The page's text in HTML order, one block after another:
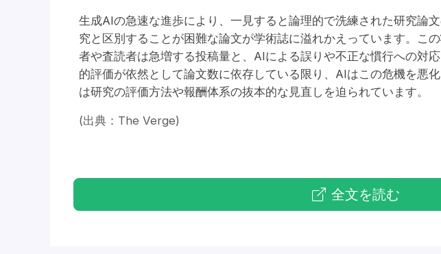
生成AIの急速な進歩により、一見すると論理的で洗練された研究論
究と区別することが困難な論文が学術誌に溢れかえっています。こ
者や査読者は急増する投稿量と、AIによる誤りや不正な慣行への対
的評価が依然として論文数に依存している限り、AIはこの危機を悪
は研究の評価方法や報酬体系の抜本的な見直しを迫られています。
(出典：The Verge)
全文を読む